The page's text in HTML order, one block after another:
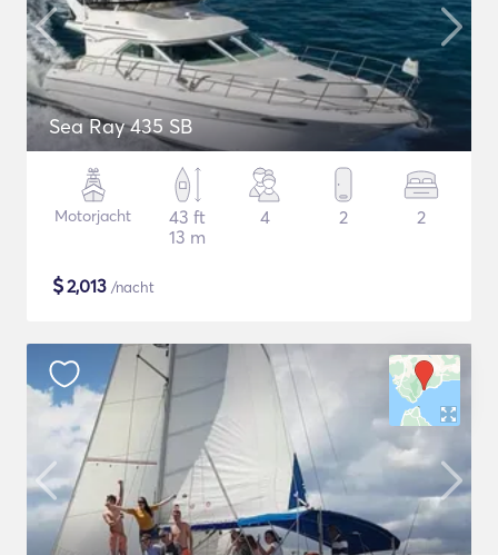
Sea Ray 435 SB
Motorjacht
43 ft
13 m
4 2 2
$2,013 /nacht